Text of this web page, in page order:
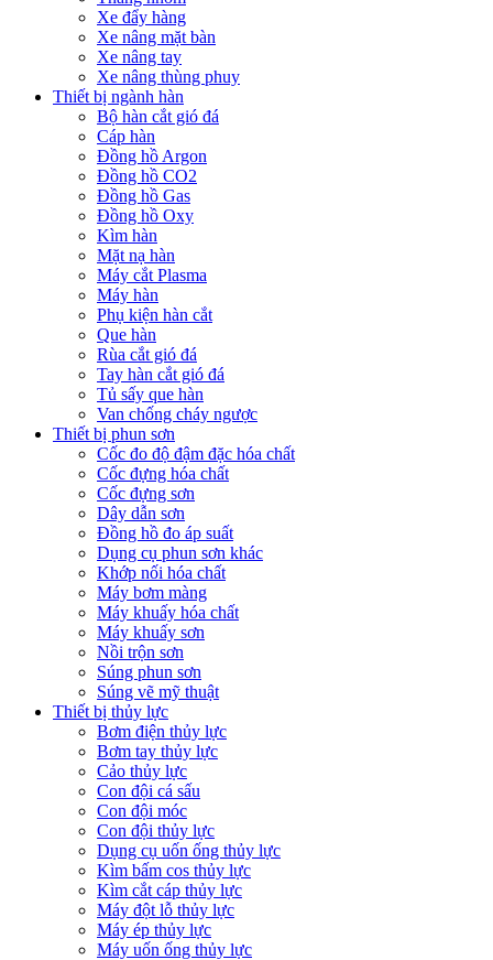
Xe đẩy hàng
Xe nâng mặt bàn
Xe nâng tay
Xe nâng thùng phuy
Thiết bị ngành hàn
Bộ hàn cắt gió đá
Cáp hàn
Đồng hồ Argon
Đồng hồ CO2
Đồng hồ Gas
Đồng hồ Oxy
Kìm hàn
Mặt nạ hàn
Máy cắt Plasma
Máy hàn
Phụ kiện hàn cắt
Que hàn
Rùa cắt gió đá
Tay hàn cắt gió đá
Tủ sấy que hàn
Van chống cháy ngược
Thiết bị phun sơn
Cốc đo độ đậm đặc hóa chất
Cốc đựng hóa chất
Cốc đựng sơn
Dây dẫn sơn
Đồng hồ đo áp suất
Dụng cụ phun sơn khác
Khớp nối hóa chất
Máy bơm màng
Máy khuấy hóa chất
Máy khuấy sơn
Nồi trộn sơn
Súng phun sơn
Súng vẽ mỹ thuật
Thiết bị thủy lực
Bơm điện thủy lực
Bơm tay thủy lực
Cảo thủy lực
Con đội cá sấu
Con đội móc
Con đội thủy lực
Dụng cụ uốn ống thủy lực
Kìm bấm cos thủy lực
Kìm cắt cáp thủy lực
Máy đột lỗ thủy lực
Máy ép thủy lực
Máy uốn ống thủy lực